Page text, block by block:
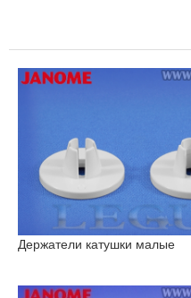
Держатели катушки малые